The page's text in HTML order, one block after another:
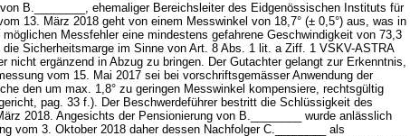
B.________, ehemaliger Bereichsleiter des Eidgenössischen Instituts für
13. März 2018 geht von einem Messwinkel von 18,7° (± 0,5°) aus, was in
Messfehler eine mindestens gefahrene Geschwindigkeit von 73,3
die Sicherheitsmarge im Sinne von Art. 8 Abs. 1 lit. a Ziff. 1 VSKV-ASTRA
nicht ergänzend in Abzug zu bringen. Der Gutachter gelangt zur Erkenntnis,
vom 15. Mai 2017 sei bei vorschriftsgemässer Anwendung der
den um max. 1,8° zu geringen Messwinkel kompensiere, rechtsgültig
pag. 33 f.). Der Beschwerdeführer bestritt die Schlüssigkeit des
2018. Angesichts der Pensionierung von B.________ wurde anlässlich
vom 3. Oktober 2018 daher dessen Nachfolger C.________ als